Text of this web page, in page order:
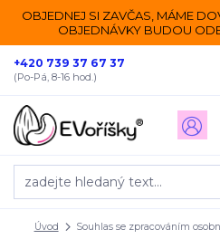
OBJEDNEJ SI ZAVČAS, MÁME
OBJEDNÁVKY BUDOU
+420 739 37 67 37
(Po-Pá, 8-16 hod.)
Úvod
Souhlas se zpracováním